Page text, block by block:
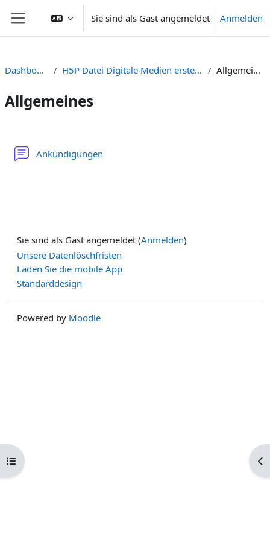
Website-Übersicht
Sie sind als Gast angemeldet Anmelden
Kursindex öffnen
Dashboard H5P Datei Digitale Medien erstellen Allgemeines
Allgemeines
Ankündigungen
Sie sind als Gast angemeldet (Anmelden)
Unsere Datenlöschfristen
Laden Sie die mobile App
Standarddesign
Powered by Moodle